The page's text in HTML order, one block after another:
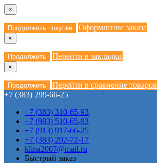
×
Продолжить покупки Оформление заказа
×
Продолжить Перейти в закладки
×
Продолжить
Перейти в сравнение товаров
+7 (383) 299-66-25
+7 (383) 310-65-93
+7 (983) 510-65-93
+7 (913) 917-66-25
+7 (383) 292-72-17
klina2007@mail.ru
Быстрый заказ